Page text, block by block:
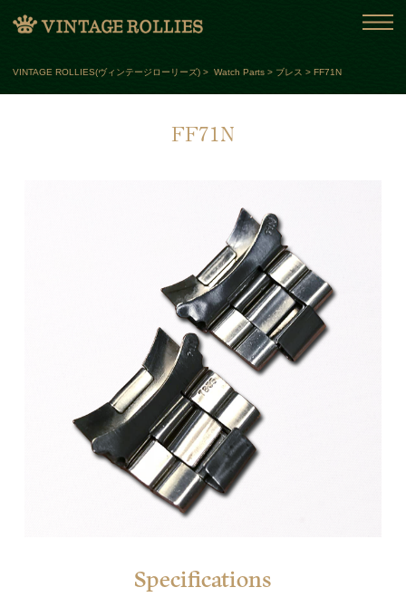
VINTAGE ROLLIES(ヴィンテージローリーズ) > Watch Parts > ブレス > FF71N
FF71N
Specifications